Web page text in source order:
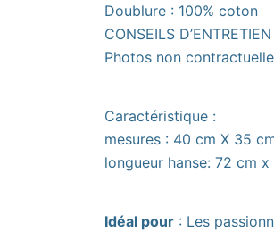
Doublure : 100% coton
CONSEILS
Photos non
Caractéristique :
mesures : 40 cm X 35
longueur hanse: 72 cm
Idéal pour : Les